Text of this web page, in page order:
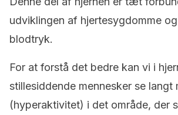
udviklingen af hjertesygdomme
blodtryk.
For at forstå det bedre kan vi i
stillesiddende mennesker se langt
(hyperaktivitet) i det område, der